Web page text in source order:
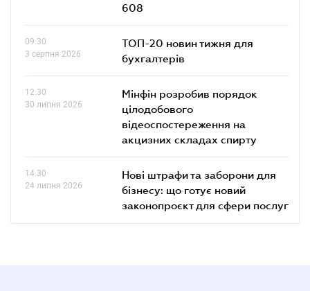
608
09.30
3 серпня 2026
ТОП-20 новин тижня для
бухгалтерів
12.30
30 липня 2026
Мінфін розробив порядок
цілодобового
відеоспостереження на
акцизних складах спирту
14.30
24 липня 2026
Нові штрафи та заборони для
бізнесу: що готує новий
законопроєкт для сфери послуг